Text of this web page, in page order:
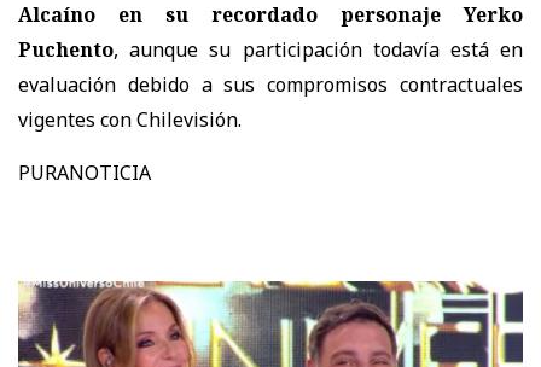
Alcaíno en su recordado personaje Yerko
Puchento, aunque su participación todavía está en
evaluación debido a sus compromisos contractuales
vigentes con Chilevisión.
PURANOTICIA